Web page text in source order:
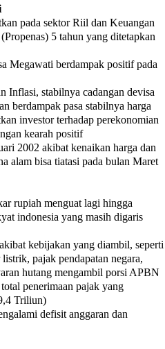
pada sektor Riil dan Keuangan
5 tahun yang ditetapkan
Megawati berdampak positif pada
Inflasi, stabilnya cadangan devisa
berdampak pasa stabilnya harga
investor terhadap perekonomian
kearah positif
2002 akibat kenaikan harga dan
alam bisa tiatasi pada bulan Maret
rupiah menguat lagi hingga
indonesia yang masih digaris
kebijakan yang diambil, seperti
pajak pendapatan negara,
hutang mengambil porsi APBN
penerimaan pajak yang
Triliun)
defisit anggaran dan